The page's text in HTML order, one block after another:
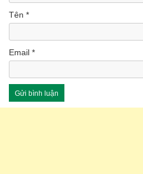
Tên *
Email *